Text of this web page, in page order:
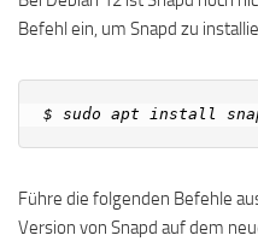
Befehl ein, um Snapd zu
Führe die folgenden Befehle
Version von Snapd auf dem